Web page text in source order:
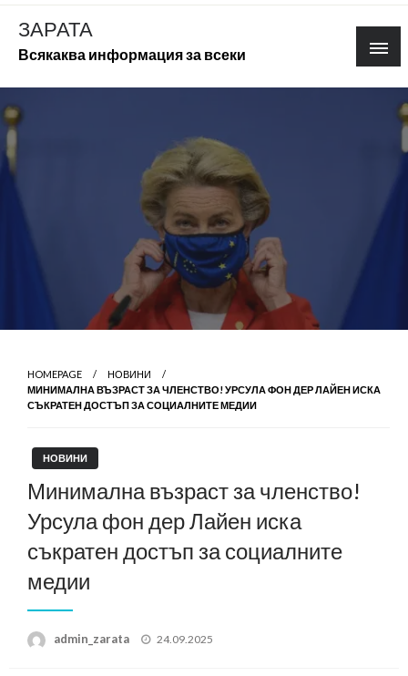
Skip
content
ЗАРАТА
Всякаква информация за всеки
HOMEPAGE
НОВИНИ
МИНИМАЛНА ВЪЗРАСТ ЗА ЧЛЕНСТВО! УРСУЛА ФОН ДЕР ЛАЙЕН ИСКА
СЪКРАТЕН ДОСТЪП ЗА СОЦИАЛНИТЕ МЕДИИ
НОВИНИ
Минимална възраст за членство!
Урсула фон дер Лайен иска
съкратен достъп за социалните
медии
admin_zarata
Posted
24.09.2025